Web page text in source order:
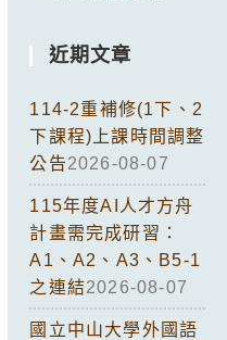
近期文章
114-2重補修(1下、2
下課程)上課時間調整
公告2026-08-07
115年度AI人才方舟
計畫需完成研習：
A1、A2、A3、B5-1
之連結2026-08-07
國立中山大學外國語